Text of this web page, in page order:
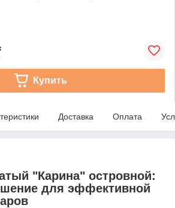
Купить
Доставка Оплата
"Карина" островной:
для эффективной